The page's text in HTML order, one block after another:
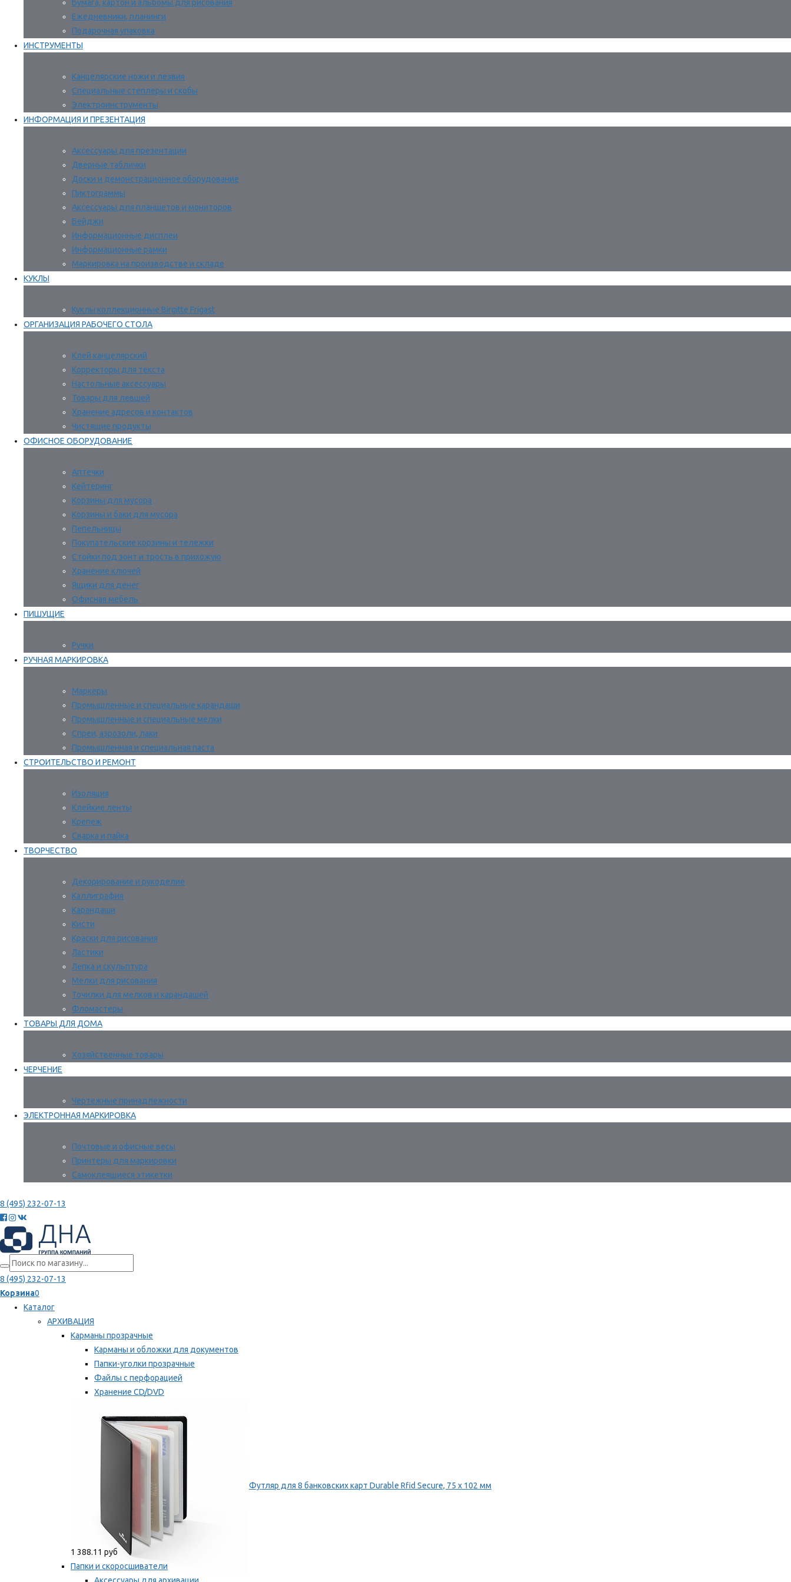
Бумага, картон и альбомы для рисования
Ежедневники, планинги
Подарочная упаковка
ИНСТРУМЕНТЫ
Канцелярские ножи и лезвия
Специальные степлеры и скобы
Электроинструменты
ИНФОРМАЦИЯ И ПРЕЗЕНТАЦИЯ
Аксессуары для презентации
Дверные таблички
Доски и демонстрационное оборудование
Пиктограммы
Аксессуары для планшетов и мониторов
Бейджи
Информационные дисплеи
Информационные рамки
Маркировка на производстве и складе
КУКЛЫ
Куклы коллекционные Birgitte Frigast
ОРГАНИЗАЦИЯ РАБОЧЕГО СТОЛА
Клей канцелярский
Корректоры для текста
Настольные аксессуары
Товары для левшей
Хранение адресов и контактов
Чистящие продукты
ОФИСНОЕ ОБОРУДОВАНИЕ
Аптечки
Кейтеринг
Корзины для мусора
Корзины и баки для мусора
Пепельницы
Покупательские корзины и тележки
Стойки под зонт и трость в прихожую
Хранение ключей
Ящики для денег
Офисная мебель
ПИШУЩИЕ
Ручки
РУЧНАЯ МАРКИРОВКА
Маркеры
Промышленные и специальные карандаши
Промышленные и специальные мелки
Спреи, аэрозоли, лаки
Промышленная и специальная паста
СТРОИТЕЛЬСТВО И РЕМОНТ
Изоляция
Клейкие ленты
Крепеж
Сварка и пайка
ТВОРЧЕСТВО
Декорирование и рукоделие
Каллиграфия
Карандаши
Кисти
Краски для рисования
Ластики
Лепка и скульптура
Мелки для рисования
Точилки для мелков и карандашей
Фломастеры
ТОВАРЫ ДЛЯ ДОМА
Хозяйственные товары
ЧЕРЧЕНИЕ
Чертежные принадлежности
ЭЛЕКТРОННАЯ МАРКИРОВКА
Почтовые и офисные весы
Принтеры для маркировки
Самоклеящиеся этикетки
8 (495) 232-07-13
8 (495) 232-07-13
Корзина0
Каталог
АРХИВАЦИЯ
Карманы прозрачные
Карманы и обложки для документов
Папки-уголки прозрачные
Файлы с перфорацией
Хранение CD/DVD
Мы рекомендуем
Футляр для 8 банковских карт Durable Rfid Secure, 75 х 102 мм
1 388.11 руб
Папки и скоросшиватели